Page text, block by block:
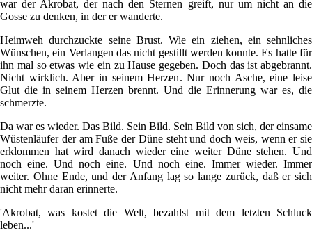
war der Akrobat, der nach den Sternen greift, nur um nicht an die
Gosse zu denken, in der er wanderte.
Heimweh durchzuckte seine Brust. Wie ein ziehen, ein sehnliches
Wünschen, ein Verlangen das nicht gestillt werden konnte. Es hatte für
ihn mal so etwas wie ein zu Hause gegeben. Doch das ist abgebrannt.
Nicht wirklich. Aber in seinem Herzen. Nur noch Asche, eine leise
Glut die in seinem Herzen brennt. Und die Erinnerung war es, die
schmerzte.
Da war es wieder. Das Bild. Sein Bild. Sein Bild von sich, der einsame
Wüstenläufer der am Fuße der Düne steht und doch weis, wenn er sie
erklommen hat wird danach wieder eine weiter Düne stehen. Und
noch eine. Und noch eine. Und noch eine. Immer wieder. Immer
weiter. Ohne Ende, und der Anfang lag so lange zurück, daß er sich
nicht mehr daran erinnerte.
'Akrobat, was kostet die Welt, bezahlst mit dem letzten Schluck
leben...'